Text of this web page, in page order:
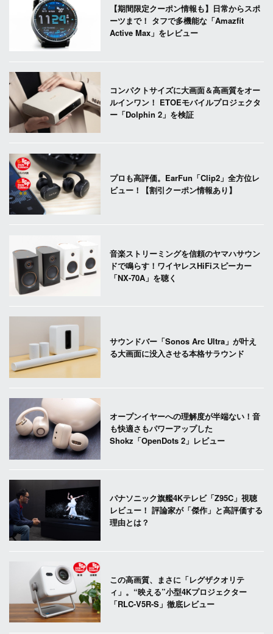
【期間限定クーポン情報も】日常からスポ
ーツまで！ タフで多機能な「Amazfit
Active Max」をレビュー
コンパクトサイズに大画面＆高画質をオー
ルインワン！ ETOEモバイルプロジェクタ
ー「Dolphin 2」を検証
プロも高評価。EarFun「Clip2」全方位レ
ビュー！【割引クーポン情報あり】
音楽ストリーミングを信頼のヤマハサウン
ドで鳴らす！ワイヤレスHiFiスピーカー
「NX-70A」を聴く
サウンドバー「Sonos Arc Ultra」が叶え
る大画面に没入させる本格サラウンド
オープンイヤーへの理解度が半端ない！音
も快適さもパワーアップした
Shokz「OpenDots 2」レビュー
パナソニック旗艦4Kテレビ「Z95C」視聴
レビュー！ 評論家が「傑作」と高評価する
理由とは？
この高画質、まさに「レグザクオリテ
ィ」。“映える”小型4Kプロジェクター
「RLC-V5R-S」徹底レビュー